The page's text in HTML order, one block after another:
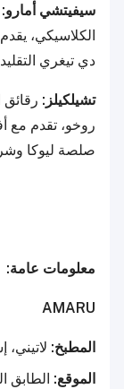
سيفيتشي أمارو:
الكلاسيكي،
دي تيغري
تشيلكيلز:
روخو، تقدم مع
صلصة ليوكا
معلومات عامة:
AMARU
المطبخ: لاتيني،
الموقع: